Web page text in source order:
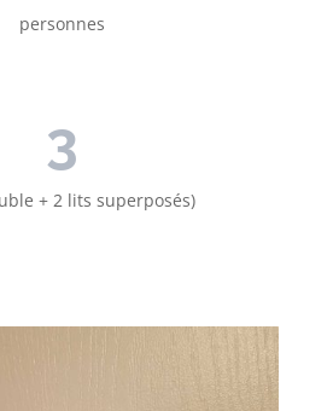
personnes
3
+ 2 lits superposés)